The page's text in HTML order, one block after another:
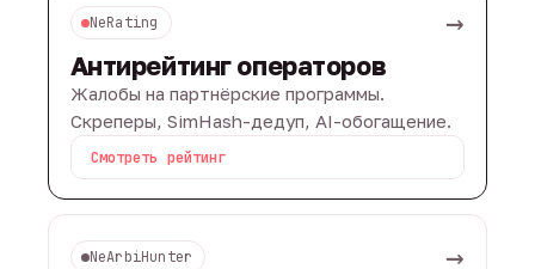
NeRating →
Антирейтинг операторов
Жалобы на партнёрские программы.
Скреперы, SimHash-дедуп, AI-обогащение.
Смотреть рейтинг
NeArbiHunter →